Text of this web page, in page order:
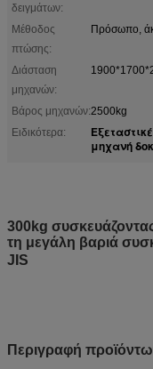
δειγμάτων:
Μέθοδος
πτώσης:
Πρόσωπο,
Διάσταση
μηχανών:
Βάρος μηχανών:2500kg
Ειδικότερα:
μηχανή
300kg
τη μεγάλη βαριά
JIS
Περιγραφή